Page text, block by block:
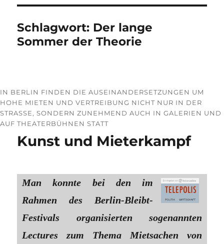
Schlagwort: Der lange
Sommer der Theorie
IN BERLIN FINDEN DIE AUSEINANDERSETZUNGEN UM
HOHE MIETEN UND VERTREIBUNG NICHT NUR IN DER
STRASSE, SONDERN ZUNEHMEND AUCH IN GALERIEN UND A
UF THEATERBÜHNEN STATT
Kunst und Mieterkampf
Man konnte bei den im
Rahmen des Berlin-Bleibt-
Festivals organisierten sogenannten
Lectures zum Thema Mietsachen von